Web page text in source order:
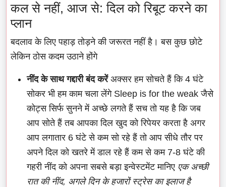
कल से नहीं, आज से: दिल को रिबूट करने का
प्लान
बदलाव के लिए पहाड़ तोड़ने की जरूरत नहीं है। बस कुछ छोटे
लेकिन ठोस कदम उठाने होंगे
नींद के साथ गद्दारी बंद करेंअक्सर हम सोचते हैं कि 4 घंटे
सोकर भी हम काम चला लेंगे Sleep is for the weak जैसे
कोट्स सिर्फ सुनने में अच्छे लगते हैं सच तो यह है कि जब
आप सोते हैं तब आपका दिल खुद को रिपेयर करता है अगर
आप लगातार 6 घंटे से कम सो रहे हैं तो आप सीधे तौर पर
अपने दिल को खतरे में डाल रहे हैं कम से कम 7-8 घंटे की
गहरी नींद को अपना सबसे बड़ा इन्वेस्टमेंट मानिए एक अच्छी
रात की नींद, अगले दिन के हजारों स्ट्रेस का इलाज है